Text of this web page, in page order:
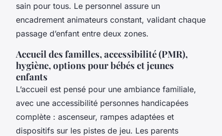
sain pour tous. Le personnel assure un
encadrement animateurs constant, validant chaque
passage d’enfant entre deux zones.
Accueil des familles, accessibilité (PMR),
hygiène, options pour bébés et jeunes
enfants
L’accueil est pensé pour une ambiance familiale,
avec une accessibilité personnes handicapées
complète : ascenseur, rampes adaptées et
dispositifs sur les pistes de jeu. Les parents